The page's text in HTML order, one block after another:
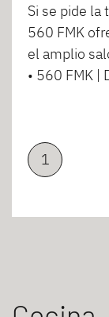
Si se pide la
560 FMK
el amplio
• 560 FMK |
1